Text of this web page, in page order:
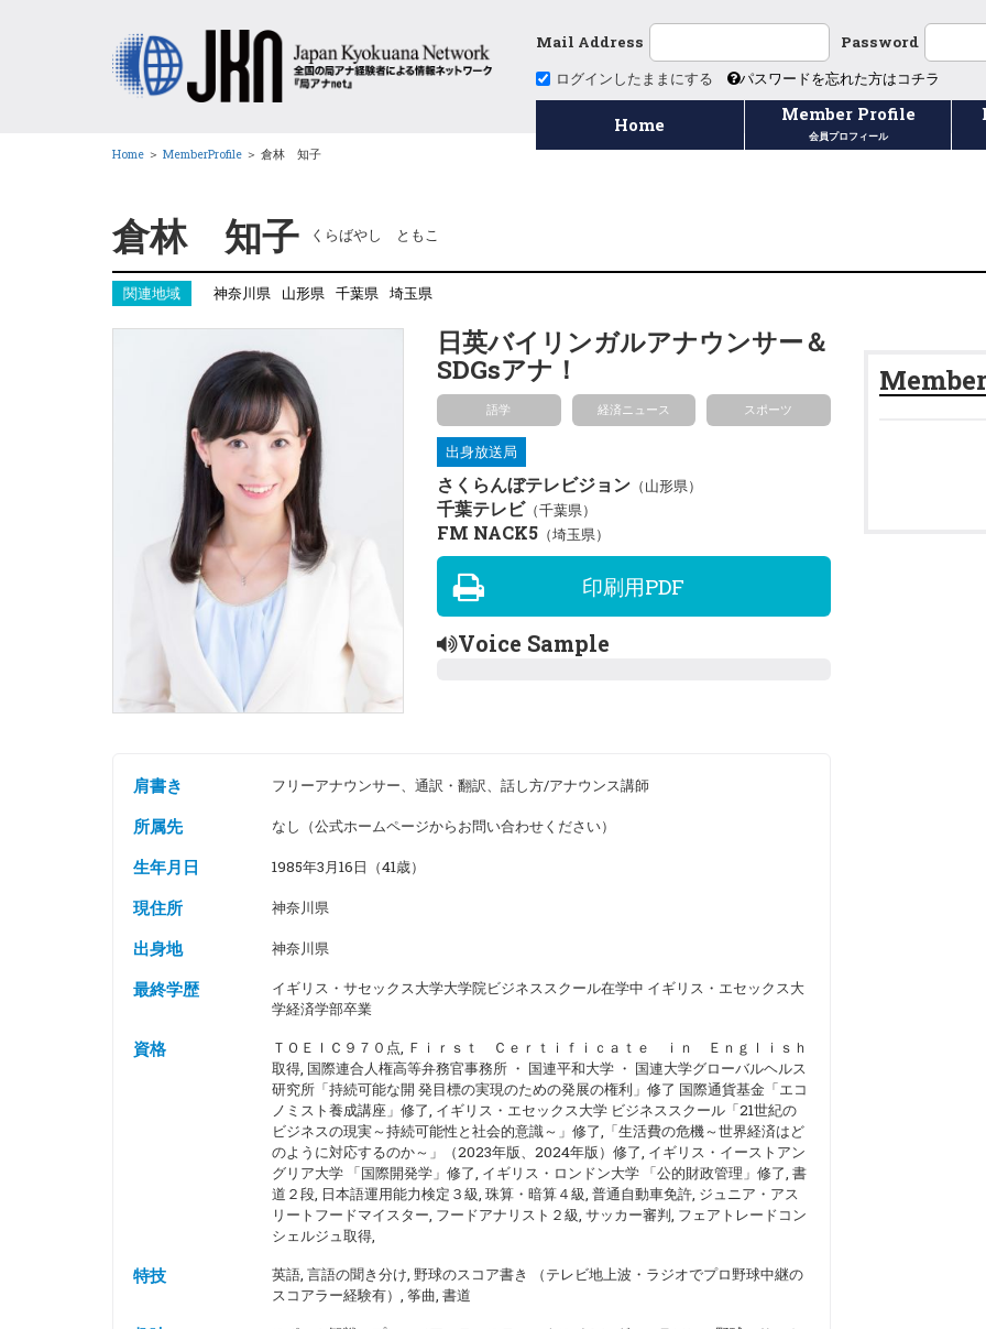
Mail Address Password
ログインしたままにする パスワードを忘れた方はコチラ
Home
Member Profile
会員プロフィール
Home ＞ MemberProfile ＞ 倉林 知子
倉林 知子 くらばやし ともこ
関連地域 神奈川県 山形県 千葉県 埼玉県
日英バイリンガルアナウンサー＆
SDGsアナ！
語学 経済ニュース スポーツ
出身放送局
さくらんぼテレビジョン （山形県）
千葉テレビ（千葉県）
FM NACK5 （埼玉県）
印刷用PDF
Voice Sample
肩書き フリーアナウンサー、通訳・翻訳、話し方/アナウンス講師
所属先 なし（公式ホームページからお問い合わせください）
生年月日 1985年3月16日（41歳）
現住所 神奈川県
出身地 神奈川県
最終学歴
イギリス・サセックス大学大学院ビジネススクール在学中 イギリス・エセックス大
学経済学部卒業
資格
ＴＯＥＩＣ９７０点, Ｆｉｒｓｔ Ｃｅｒｔｉｆｉｃａｔｅ ｉｎ Ｅｎｇｌｉｓｈ
取得, 国際連合人権高等弁務官事務所 ・ 国連平和大学 ・ 国連大学グローバルヘルス
研究所「持続可能な開 発目標の実現のための発展の権利」修了 国際通貨基金「エコ
ノミスト養成講座」修了, イギリス・エセックス大学 ビジネススクール「21世紀の
ビジネスの現実～持続可能性と社会的意識～」修了,「生活費の危機～世界経済はど
のように対応するのか～」（2023年版、2024年版）修了, イギリス・イーストアン
グリア大学 「国際開発学」修了, イギリス・ロンドン大学 「公的財政管理」修了, 書
道２段, 日本語運用能力検定３級, 珠算・暗算４級, 普通自動車免許, ジュニア・アス
リートフードマイスター, フードアナリスト２級, サッカー審判, フェアトレードコン
シェルジュ取得,
特技
英語, 言語の聞き分け, 野球のスコア書き （テレビ地上波・ラジオでプロ野球中継の
スコアラー経験有）, 筝曲, 書道